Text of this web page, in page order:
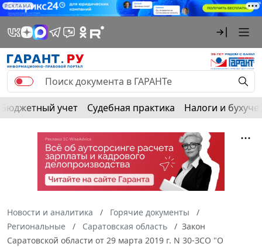
РЕКЛАМА
Бюджетный учет Судебная практика Налоги и
Новости и аналитика
Горячие документы
Региональные
Саратовская область
Закон
Саратовской области от 29 марта 2019 г. N 30-ЗСО "О